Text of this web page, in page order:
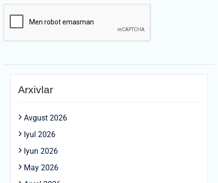
Arxivlar
Avgust 2026
Iyul 2026
Iyun 2026
May 2026